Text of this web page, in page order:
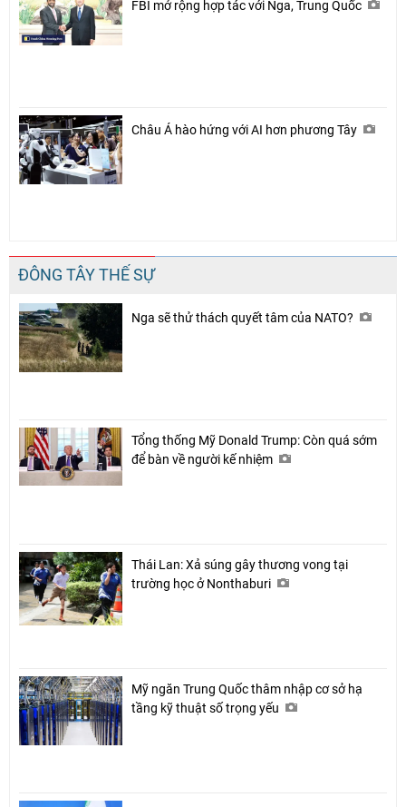
FBI mở rộng hợp tác với Nga, Trung Quốc
Châu Á hào hứng với AI hơn phương Tây
ĐÔNG TÂY THẾ SỰ
Nga sẽ thử thách quyết tâm của NATO?
Tổng thống Mỹ Donald Trump: Còn quá sớm
để bàn về người kế nhiệm
Thái Lan: Xả súng gây thương vong tại
trường học ở Nonthaburi
Mỹ ngăn Trung Quốc thâm nhập cơ sở hạ
tầng kỹ thuật số trọng yếu